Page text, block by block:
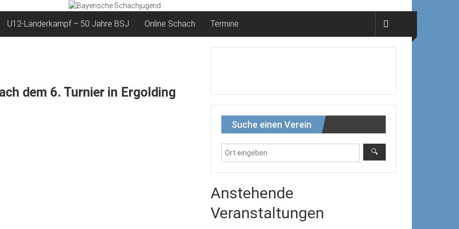
U12-Länderkampf – 50 Jahre BSJ Online Schach Termine
dem 6. Turnier in Ergolding
Suche einen Verein
Anstehende
Veranstaltungen